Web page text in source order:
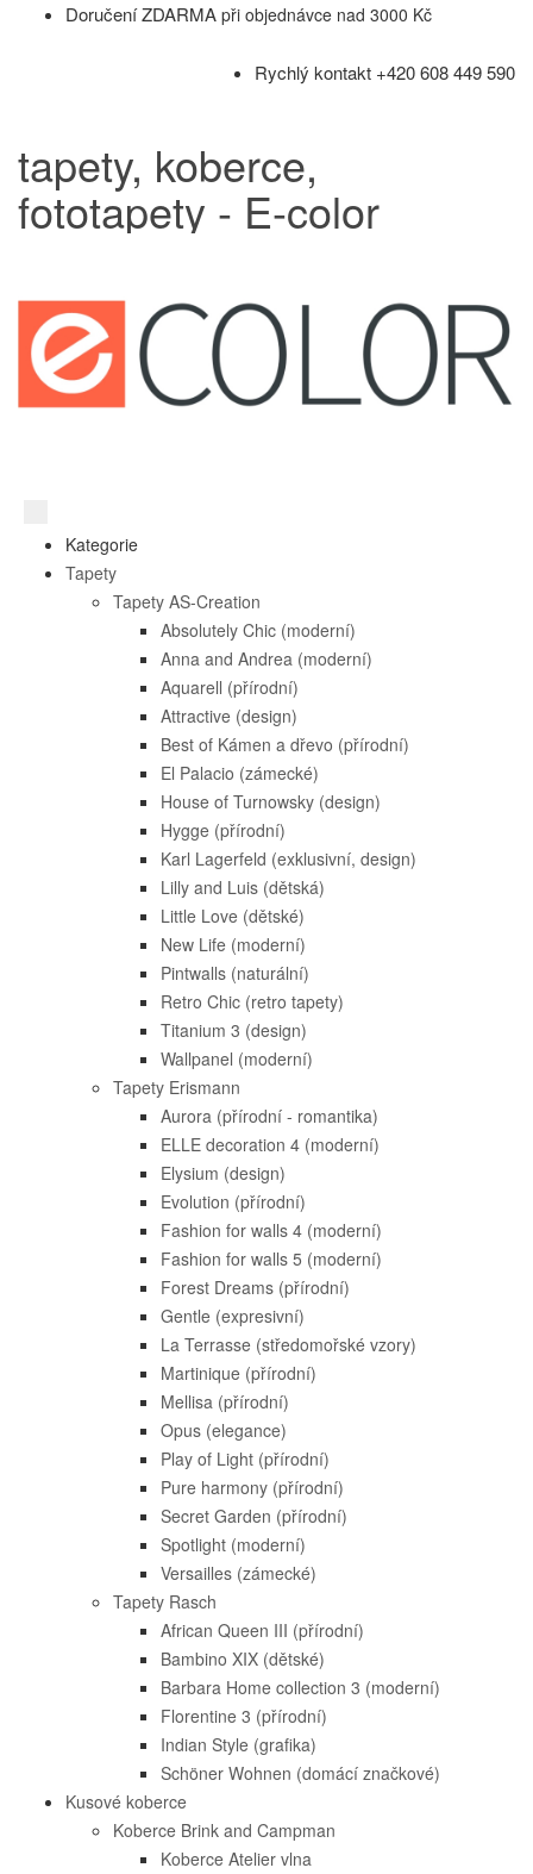
Doručení ZDARMA při objednávce nad 3000 Kč
Rychlý kontakt +420 608 449 590
tapety, koberce,
fototapety - E-color
Kategorie
Tapety
Tapety AS-Creation
Absolutely Chic (moderní)
Anna and Andrea (moderní)
Aquarell (přírodní)
Attractive (design)
Best of Kámen a dřevo (přírodní)
El Palacio (zámecké)
House of Turnowsky (design)
Hygge (přírodní)
Karl Lagerfeld (exklusivní, design)
Lilly and Luis (dětská)
Little Love (dětské)
New Life (moderní)
Pintwalls (naturální)
Retro Chic (retro tapety)
Titanium 3 (design)
Wallpanel (moderní)
Tapety Erismann
Aurora (přírodní - romantika)
ELLE decoration 4 (moderní)
Elysium (design)
Evolution (přírodní)
Fashion for walls 4 (moderní)
Fashion for walls 5 (moderní)
Forest Dreams (přírodní)
Gentle (expresivní)
La Terrasse (středomořské vzory)
Martinique (přírodní)
Mellisa (přírodní)
Opus (elegance)
Play of Light (přírodní)
Pure harmony (přírodní)
Secret Garden (přírodní)
Spotlight (moderní)
Versailles (zámecké)
Tapety Rasch
African Queen III (přírodní)
Bambino XIX (dětské)
Barbara Home collection 3 (moderní)
Florentine 3 (přírodní)
Indian Style (grafika)
Schöner Wohnen (domácí značkové)
Kusové koberce
Koberce Brink and Campman
Koberce Atelier vlna